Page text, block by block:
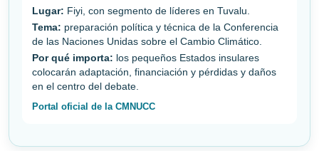
Lugar: Fiyi, con segmento de líderes en Tuvalu.
Tema: preparación política y técnica de la Conferencia
de las Naciones Unidas sobre el Cambio Climático.
Por qué importa: los pequeños Estados insulares
colocarán adaptación, financiación y pérdidas y daños
en el centro del debate.
Portal oficial de la CMNUCC